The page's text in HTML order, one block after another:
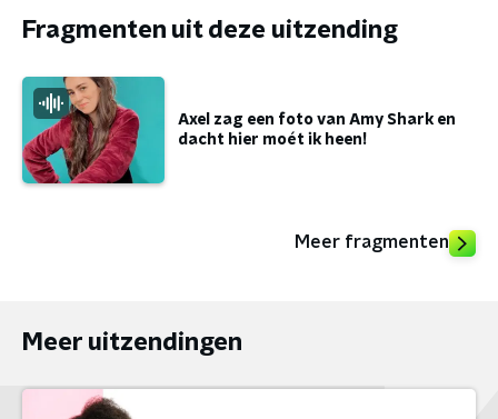
Fragmenten uit deze uitzending
Axel zag een foto van Amy Shark en
dacht hier moét ik heen!
Meer fragmenten
Meer uitzendingen